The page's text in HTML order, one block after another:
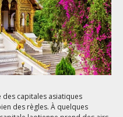
des capitales asiatiques
des règles. À quelques